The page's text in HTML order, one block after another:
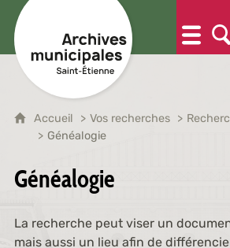
Accueil Vos recherches
Généalogie
Généalogie
La recherche peut viser un
mais aussi un lieu afin de